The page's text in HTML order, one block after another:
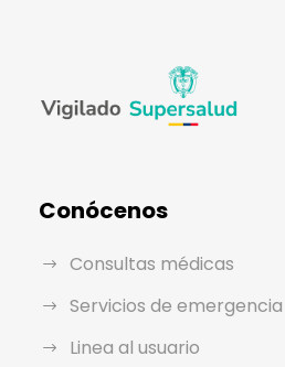
Conócenos
Consultas médicas
Servicios de emergencia
Linea al usuario